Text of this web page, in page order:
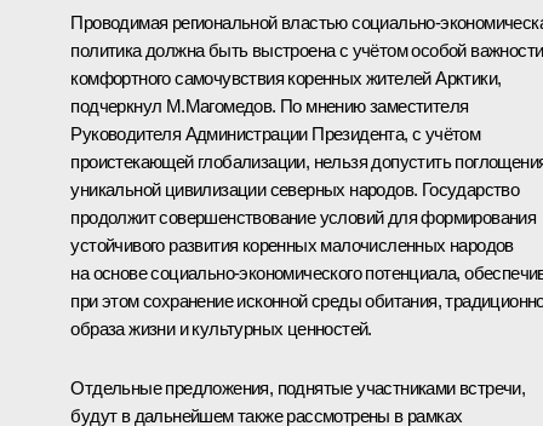
Проводимая региональной властью социально-
политика должна быть выстроена с учётом особой важности
комфортного самочувствия коренных жителей Арктики,
подчеркнул М.Магомедов. По мнению заместителя
Руководителя Администрации Президента, с учётом
проистекающей глобализации, нельзя допустить
уникальной цивилизации северных народов. Государство
продолжит совершенствование условий для формирования
устойчивого развития коренных малочисленных народов
на основе социально-экономического потенциала,
при этом сохранение исконной среды обитания,
образа жизни и культурных ценностей.
Отдельные предложения, поднятые участниками встречи,
будут в дальнейшем также рассмотрены в рамках